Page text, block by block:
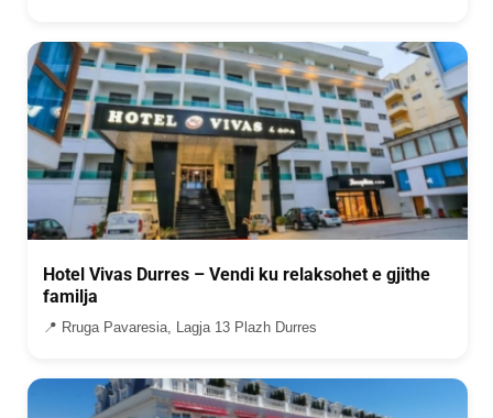
Hotel Vivas Durres – Vendi ku relaksohet e gjithe
familja
📍 Rruga Pavaresia, Lagja 13 Plazh Durres